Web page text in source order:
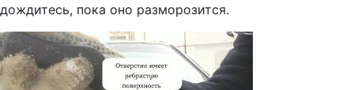
дождитесь, пока оно разморозится.